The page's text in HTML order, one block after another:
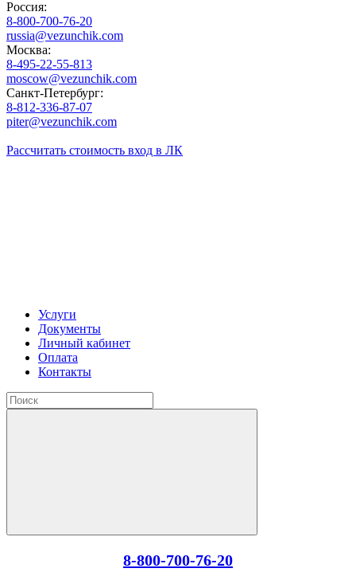
Россия:
8-800-700-76-20
russia@vezunchik.com
Москва:
8-495-22-55-813
moscow@vezunchik.com
Санкт-Петербург:
8-812-336-87-07
piter@vezunchik.com
Рассчитать стоимость вход в ЛК
Услуги
Документы
Личный кабинет
Оплата
Контакты
8-800-700-76-20